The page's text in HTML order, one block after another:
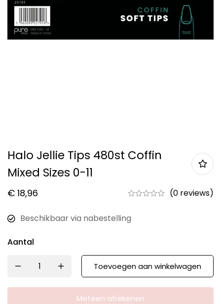
Halo Jellie Tips 480st Coffin
Mixed Sizes 0-11
€ 18,96 (0 reviews)
Beschikbaar via nabestelling
Aantal
Toevoegen aan winkelwagen
Meteen afrekenen